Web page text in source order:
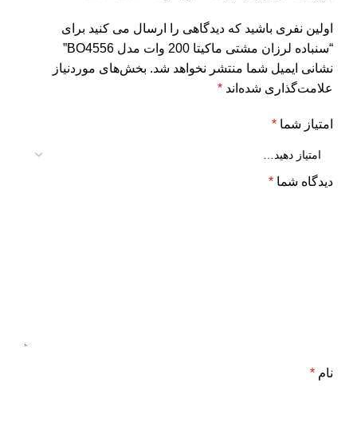
اولین نفری باشید که دیدگاهی را ارسال می کنید برای
“سنباده لرزان مشتی ماکیتا 200 وات مدل BO4556”
نشانی ایمیل شما منتشر نخواهد شد. بخش‌های موردنیاز
علامت‌گذاری شده‌اند *
امتیاز شما *
دیدگاه شما *
نام *